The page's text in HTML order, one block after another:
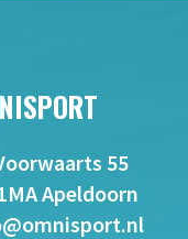
55
Apeldoorn